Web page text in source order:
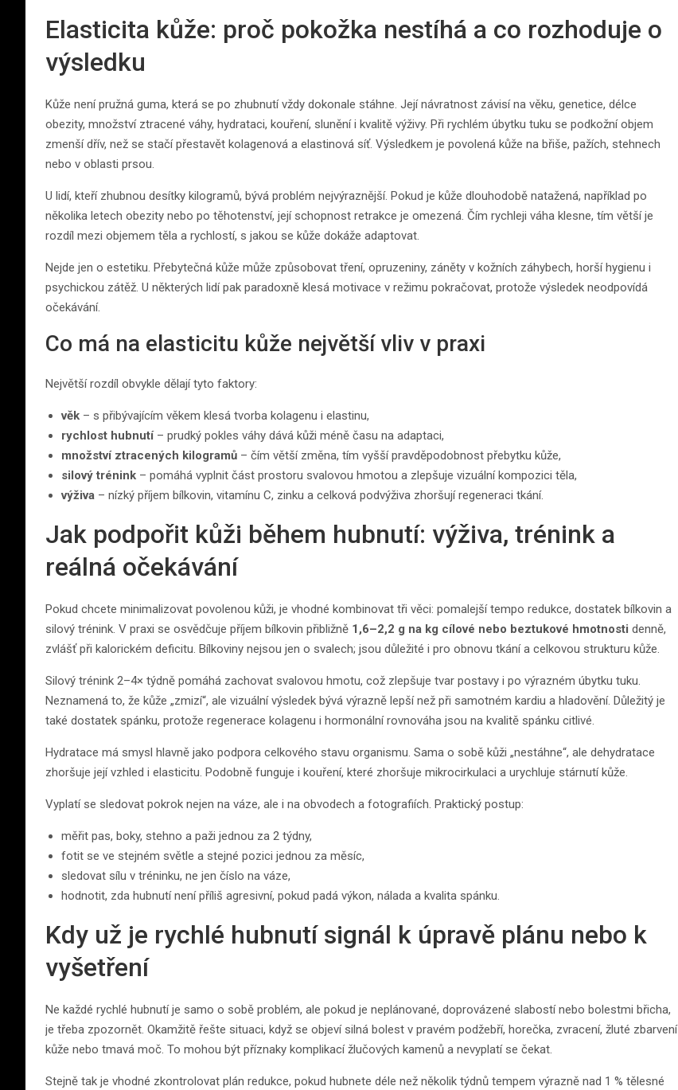
Elasticita kůže: proč pokožka nestíhá a co rozhoduje o
výsledku
Kůže není pružná guma, která se po zhubnutí vždy dokonale stáhne. Její návratnost závisí na věku, genetice, délce
obezity, množství ztracené váhy, hydrataci, kouření, slunění i kvalitě výživy. Při rychlém úbytku tuku se podkožní objem
zmenší dřív, než se stačí přestavět kolagenová a elastinová síť. Výsledkem je povolená kůže na břiše, pažích, stehnech
nebo v oblasti prsou.
U lidí, kteří zhubnou desítky kilogramů, bývá problém nejvýraznější. Pokud je kůže dlouhodobě natažená, například po
několika letech obezity nebo po těhotenství, její schopnost retrakce je omezená. Čím rychleji váha klesne, tím větší je
rozdíl mezi objemem těla a rychlostí, s jakou se kůže dokáže adaptovat.
Nejde jen o estetiku. Přebytečná kůže může způsobovat tření, opruzeniny, záněty v kožních záhybech, horší hygienu i
psychickou zátěž. U některých lidí pak paradoxně klesá motivace v režimu pokračovat, protože výsledek neodpovídá
očekávání.
Co má na elasticitu kůže největší vliv v praxi
Největší rozdíl obvykle dělají tyto faktory:
věk – s přibývajícím věkem klesá tvorba kolagenu i elastinu,
rychlost hubnutí– prudký pokles váhy dává kůži méně času na adaptaci,
množství ztracených kilogramů – čím větší změna, tím vyšší pravděpodobnost přebytku kůže,
silový trénink – pomáhá vyplnit část prostoru svalovou hmotou a zlepšuje vizuální kompozici těla,
výživa – nízký příjem bílkovin, vitamínu C, zinku a celková podvýživa zhoršují regeneraci tkání.
Jak podpořit kůži během hubnutí: výživa, trénink a
reálná očekávání
Pokud chcete minimalizovat povolenou kůži, je vhodné kombinovat tři věci: pomalejší tempo redukce, dostatek bílkovin a
silový trénink. V praxi se osvědčuje příjem bílkovin přibližně 1,6–2,2 g na kg cílové nebo beztukové hmotnosti denně,
zvlášť při kalorickém deficitu. Bílkoviny nejsou jen o svalech; jsou důležité i pro obnovu tkání a celkovou strukturu kůže.
Silový trénink 2–4× týdně pomáhá zachovat svalovou hmotu, což zlepšuje tvar postavy i po výrazném úbytku tuku.
Neznamená to, že kůže „zmizí“, ale vizuální výsledek bývá výrazně lepší než při samotném kardiu a hladovění. Důležitý je
také dostatek spánku, protože regenerace kolagenu i hormonální rovnováha jsou na kvalitě spánku citlivé.
Hydratace má smysl hlavně jako podpora celkového stavu organismu. Sama o sobě kůži „nestáhne“, ale dehydratace
zhoršuje její vzhled i elasticitu. Podobně funguje i kouření, které zhoršuje mikrocirkulaci a urychluje stárnutí kůže.
Vyplatí se sledovat pokrok nejen na váze, ale i na obvodech a fotografiích. Praktický postup:
měřit pas, boky, stehno a paži jednou za 2 týdny,
fotit se ve stejném světle a stejné pozici jednou za měsíc,
sledovat sílu v tréninku, ne jen číslo na váze,
hodnotit, zda hubnutí není příliš agresivní, pokud padá výkon, nálada a kvalita spánku.
Kdy už je rychlé hubnutí signál k úpravě plánu nebo k
vyšetření
Ne každé rychlé hubnutí je samo o sobě problém, ale pokud je neplánované, doprovázené slabostí nebo bolestmi břicha,
je třeba zpozornět. Okamžitě řešte situaci, když se objeví silná bolest v pravém podžebří, horečka, zvracení, žluté zbarvení
kůže nebo tmavá moč. To mohou být příznaky komplikací žlučových kamenů a nevyplatí se čekat.
Stejně tak je vhodné zkontrolovat plán redukce, pokud hubnete déle než několik týdnů tempem výrazně nad 1 % tělesné